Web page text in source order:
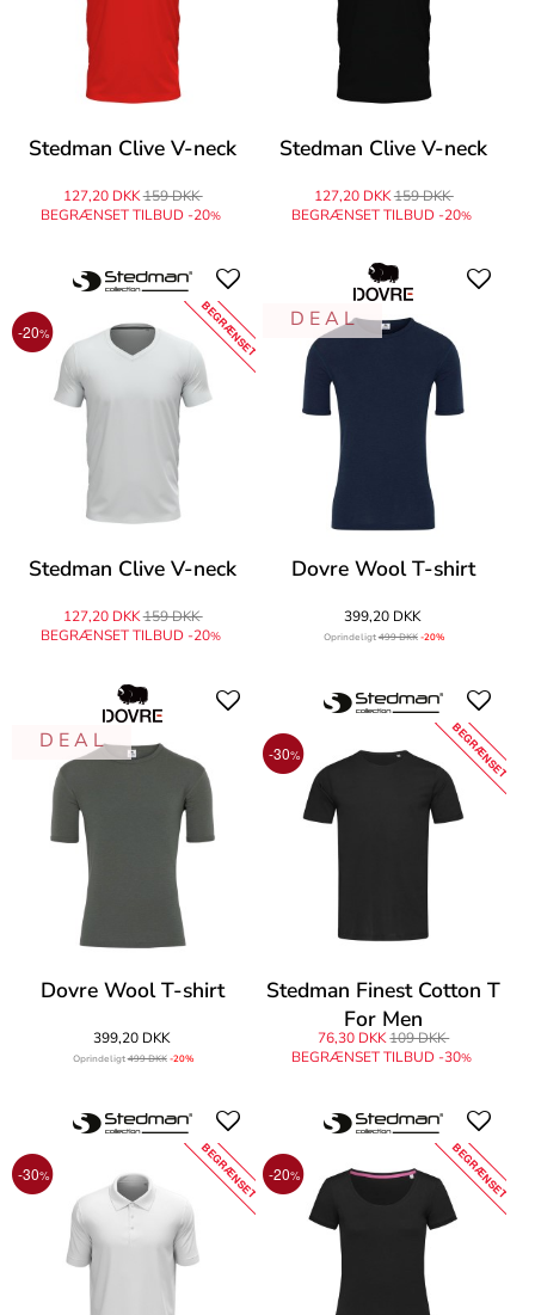
Stedman Clive V-neck
127,20 DKK159 DKK
BEGRÆNSET TILBUD -20%
Stedman Clive V-neck
127,20 DKK159 DKK
BEGRÆNSET TILBUD -20%
-20% BEGRÆNSET
Stedman Clive V-neck
127,20 DKK159 DKK
BEGRÆNSET TILBUD -20%
D E A L
Dovre Wool T-shirt
399,20 DKK
Oprindeligt499 DKK -20%
D E A L
Dovre Wool T-shirt
399,20 DKK
Oprindeligt499 DKK -20%
-30% BEGRÆNSET
Stedman Finest Cotton T
For Men
76,30 DKK109 DKK
BEGRÆNSET TILBUD -30%
-30% BEGRÆNSET-20% BEGRÆNSET